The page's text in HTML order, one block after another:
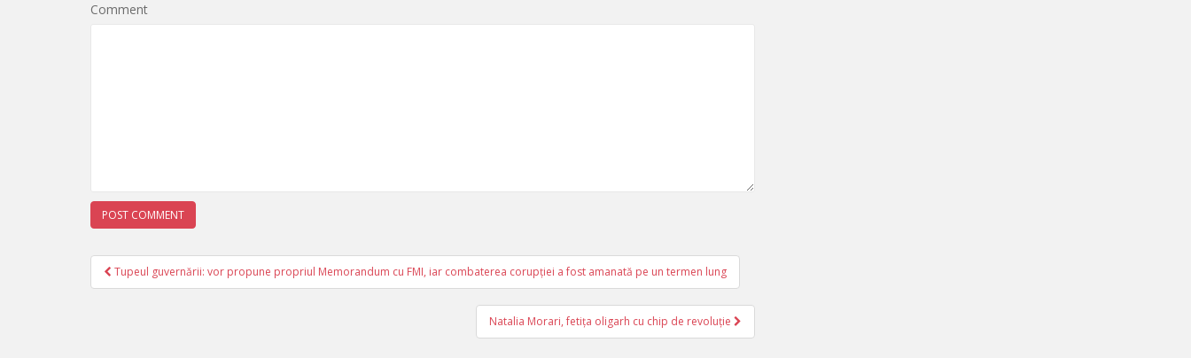
Comment
Post navigation
Tupeul guvernării: vor propune propriul Memorandum cu FMI, iar combaterea corupției a fost amanată pe un termen lung
Natalia Morari, fetița oligarh cu chip de revoluție